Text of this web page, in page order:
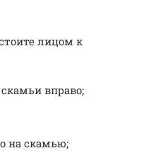
лицом к
вправо;
на скамью;